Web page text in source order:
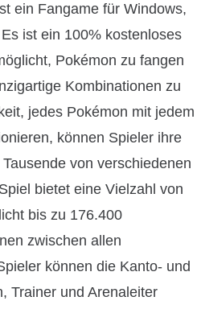
ein Fangame für Windows,
ist ein 100% kostenloses
Pokémon zu fangen
Kombinationen zu
jedes Pokémon mit jedem
können Spieler ihre
von verschiedenen
bietet eine Vielzahl von
bis zu 176.400
zwischen allen
können die Kanto- und
Trainer und Arenaleiter